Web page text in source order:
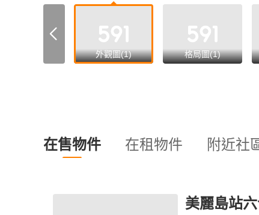
all
外觀圖(1) 格局圖(1)
在售物件 在租物件 附近社
美麗島站